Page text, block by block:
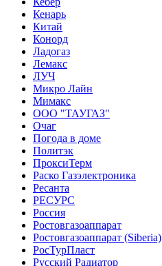
Кенарь
Китай
Конорд
Ладогаз
Лемакс
ЛУЧ
Микро Лайн
Мимакс
ООО "ТАУГАЗ"
Очаг
Погода в доме
Политэк
ПроксиТерм
Раско Газэлектроника
Ресанта
РЕСУРС
Россия
Ростовгазоаппарат
Ростовгазоаппарат (Siberia)
РосТурПласт
Русский Радиатор